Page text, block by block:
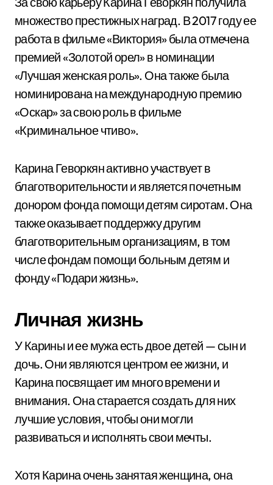
множество престижных наград. В 2017 году ее
работа в фильме «Виктория» была отмечена
премией «Золотой орел» в номинации
«Лучшая женская роль». Она также была
номинирована на международную премию
«Оскар» за свою роль в фильме
«Криминальное чтиво».
Карина Геворкян активно участвует в
благотворительности и является почетным
донором фонда помощи детям сиротам. Она
также оказывает поддержку другим
благотворительным организациям, в том
числе фондам помощи больным детям и
фонду «Подари жизнь».
Личная жизнь
У Карины и ее мужа есть двое детей — сын и
дочь. Они являются центром ее жизни, и
Карина посвящает им много времени и
внимания. Она старается создать для них
лучшие условия, чтобы они могли
развиваться и исполнять свои мечты.
Хотя Карина очень занятая женщина, она